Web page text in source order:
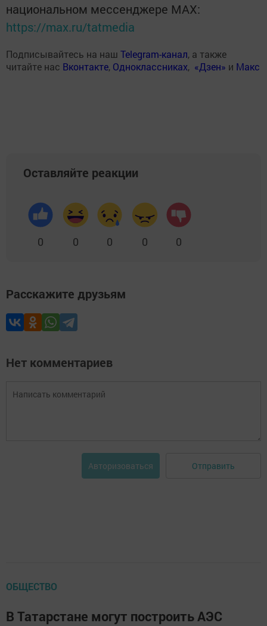
национальном мессенджере MАХ:
https://max.ru/tatmedia
Подписывайтесь на наш Telegram-канал, а также
читайте нас Вконтакте, Одноклассниках, «Дзен» и Макс
Оставляйте реакции
0 0 0 0 0
Расскажите друзьям
Нет комментариев
Авторизоваться Отправить
ОБЩЕСТВО
В Татарстане могут построить АЭС